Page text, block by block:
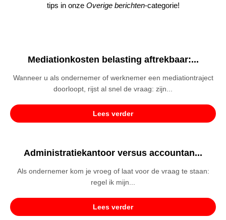
tips in onze Overige berichten-categorie!
Mediationkosten belasting aftrekbaar:...
Wanneer u als ondernemer of werknemer een mediationtraject
doorloopt, rijst al snel de vraag: zijn...
Lees verder
Administratiekantoor versus accountan...
Als ondernemer kom je vroeg of laat voor de vraag te staan:
regel ik mijn...
Lees verder